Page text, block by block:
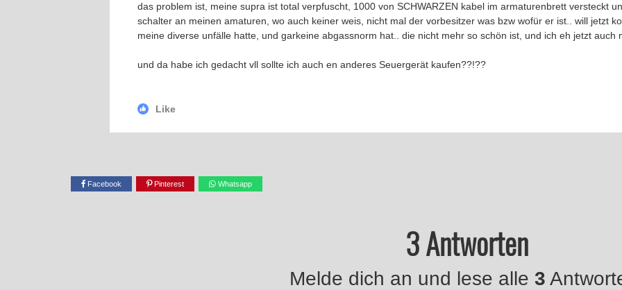
das problem ist, meine supra ist total verpfuscht, 1000 von SCHWARZEN kabel im armaturenbrett versteckt
schalter an meinen amaturen, wo auch keiner weis, nicht mal der vorbesitzer was bzw wofür er ist.. will jetzt
meine diverse unfälle hatte, und garkeine abgassnorm hat.. die nicht mehr so schön ist, und ich eh jetzt auch
und da habe ich gedacht vll sollte ich auch en anderes Seuergerät kaufen??!??
Like
Facebook Pinterest Whatsapp
3 Antworten
Melde dich an und lese alle 3